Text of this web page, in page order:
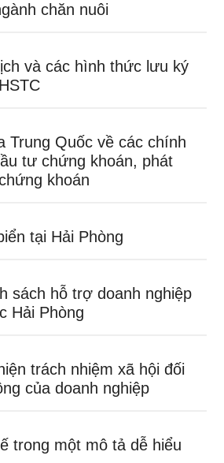
chăn nuôi
và các hình thức lưu ký
Trung Quốc về các chính
tư chứng khoán, phát
khoán
tại Hải Phòng
sách hỗ trợ doanh nghiệp
Hải Phòng
trách nhiệm xã hội đối
của doanh nghiệp
trong một mô tả dễ hiểu